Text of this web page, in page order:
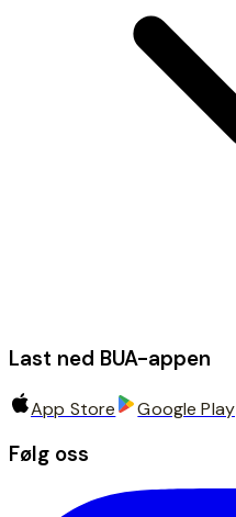
Last ned BUA-appen
App Store Google Play
Følg oss